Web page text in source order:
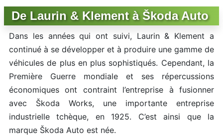
De Laurin & Klement à Škoda Auto
Dans les années qui ont suivi, Laurin & Klement a
continué à se développer et à produire une gamme de
véhicules de plus en plus sophistiqués. Cependant, la
Première Guerre mondiale et ses répercussions
économiques ont contraint l’entreprise à fusionner
avec Škoda Works, une importante entreprise
industrielle tchèque, en 1925. C’est ainsi que la
marque Škoda Auto est née.